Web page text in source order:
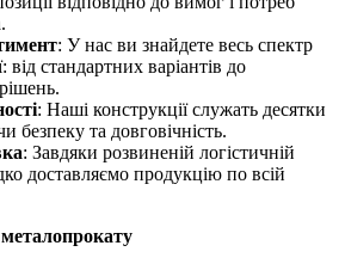
: У нас ви знайдете весь спектр
від стандартних варіантів до
: Наші конструкції служать десятки
безпеку та довговічність.
: Завдяки розвиненій логістичній
доставляємо продукцію по всій